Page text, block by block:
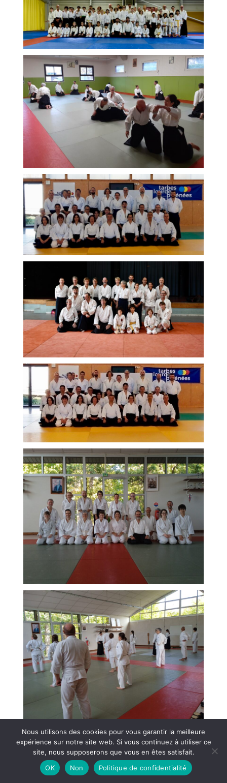
Nous utilisons des cookies pour vous garantir la meilleure
expérience sur notre site web. Si vous continuez à utiliser ce
site, nous supposerons que vous en êtes satisfait.
OK
Non Politique de confidentialité